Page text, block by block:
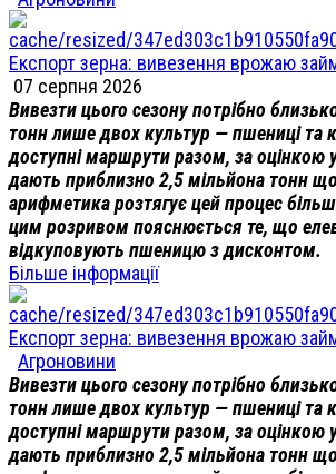
Експорт зерна: вивезення врожаю
07 серпня 2026
Вивезти цього сезону потрібно
тонн лише двох культур — пшениці та
доступні маршрути разом, за оцінкою
дають приблизно 2,5 мільйона тонн
арифметика розтягує цей процес
цим розривом пояснюється те, що
відкуповують пшеницю з дисконтом.
Більше інформації
Експорт зерна: вивезення врожаю
Агроновини
Вивезти цього сезону потрібно
тонн лише двох культур — пшениці та
доступні маршрути разом, за оцінкою
дають приблизно 2,5 мільйона тонн